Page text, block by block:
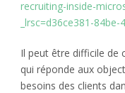
recruiting-inside-
_lrsc=d36ce381-
Il peut être difficile de
qui réponde aux
besoins des clients